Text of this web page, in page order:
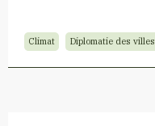
Climat Diplomatie des villes